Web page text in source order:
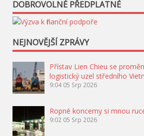
DOBROVOLNÉ PŘEDPLATNÉ
NEJNOVĚJŠÍ ZPRÁVY
Přístav Lien Chieu se
logistický uzel středního
9:04 05 Srp 2026
Ropné koncerny si mnou
9:02 05 Srp 2026